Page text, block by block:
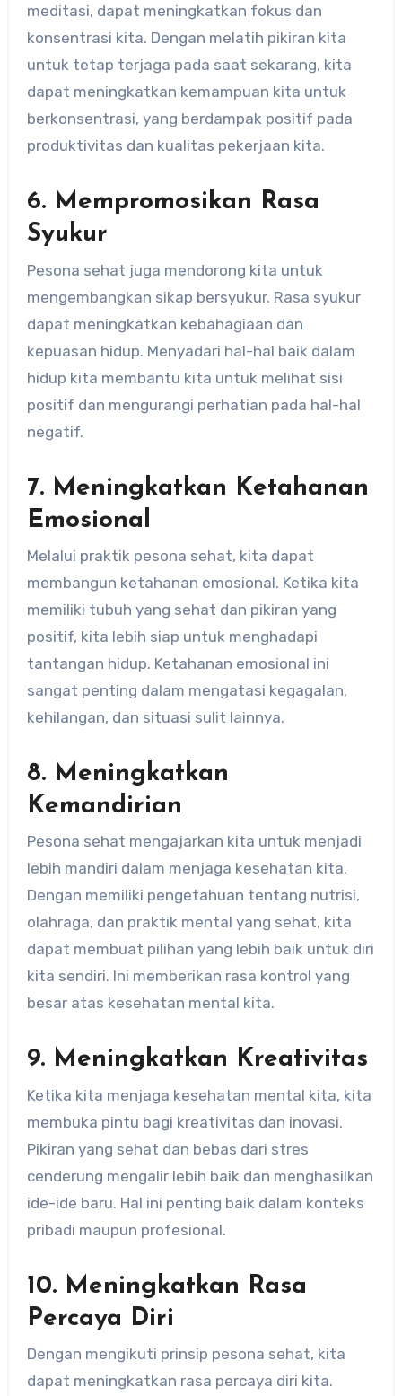
meditasi, dapat meningkatkan fokus dan
konsentrasi kita. Dengan melatih pikiran kita
untuk tetap terjaga pada saat sekarang, kita
dapat meningkatkan kemampuan kita untuk
berkonsentrasi, yang berdampak positif pada
produktivitas dan kualitas pekerjaan kita.
6. Mempromosikan Rasa
Syukur
Pesona sehat juga mendorong kita untuk
mengembangkan sikap bersyukur. Rasa syukur
dapat meningkatkan kebahagiaan dan
kepuasan hidup. Menyadari hal-hal baik dalam
hidup kita membantu kita untuk melihat sisi
positif dan mengurangi perhatian pada hal-hal
negatif.
7. Meningkatkan Ketahanan
Emosional
Melalui praktik pesona sehat, kita dapat
membangun ketahanan emosional. Ketika kita
memiliki tubuh yang sehat dan pikiran yang
positif, kita lebih siap untuk menghadapi
tantangan hidup. Ketahanan emosional ini
sangat penting dalam mengatasi kegagalan,
kehilangan, dan situasi sulit lainnya.
8. Meningkatkan
Kemandirian
Pesona sehat mengajarkan kita untuk menjadi
lebih mandiri dalam menjaga kesehatan kita.
Dengan memiliki pengetahuan tentang nutrisi,
olahraga, dan praktik mental yang sehat, kita
dapat membuat pilihan yang lebih baik untuk diri
kita sendiri. Ini memberikan rasa kontrol yang
besar atas kesehatan mental kita.
9. Meningkatkan Kreativitas
Ketika kita menjaga kesehatan mental kita, kita
membuka pintu bagi kreativitas dan inovasi.
Pikiran yang sehat dan bebas dari stres
cenderung mengalir lebih baik dan menghasilkan
ide-ide baru. Hal ini penting baik dalam konteks
pribadi maupun profesional.
10. Meningkatkan Rasa
Percaya Diri
Dengan mengikuti prinsip pesona sehat, kita
dapat meningkatkan rasa percaya diri kita.